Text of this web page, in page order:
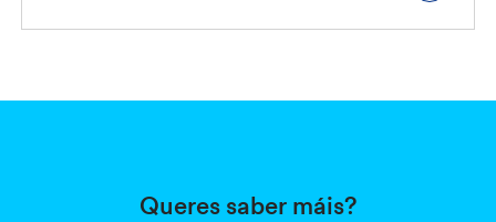
Queres saber máis?